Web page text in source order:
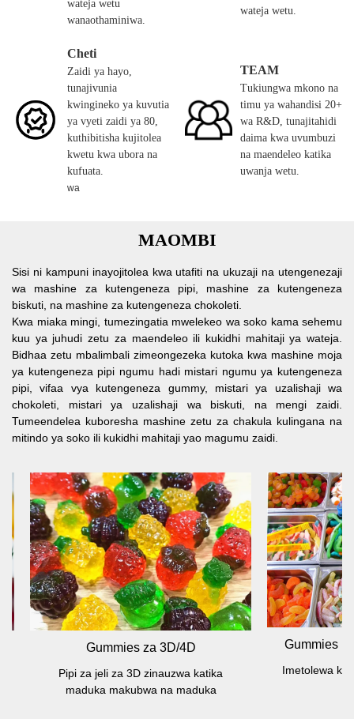
wateja wetu
wanaothaminiwa.
wateja wetu.
Cheti
Zaidi ya hayo,
tunajivunia
kwingineko ya kuvutia
ya vyeti zaidi ya 80,
kuthibitisha kujitolea
kwetu kwa ubora na
kufuata.
wa
TEAM
Tukiungwa mkono na
timu ya wahandisi 20+
wa R&D, tunajitahidi
daima kwa uvumbuzi
na maendeleo katika
uwanja wetu.
MAOMBI
Sisi ni kampuni inayojitolea kwa utafiti na ukuzaji na utengenezaji
wa mashine za kutengeneza pipi, mashine za kutengeneza
biskuti, na mashine za kutengeneza chokoleti.
Kwa miaka mingi, tumezingatia mwelekeo wa soko kama sehemu
kuu ya juhudi zetu za maendeleo ili kukidhi mahitaji ya wateja.
Bidhaa zetu mbalimbali zimeongezeka kutoka kwa mashine moja
ya kutengeneza pipi ngumu hadi mistari ngumu ya kutengeneza
pipi, vifaa vya kutengeneza gummy, mistari ya uzalishaji wa
chokoleti, mistari ya uzalishaji wa biskuti, na mengi zaidi.
Tumeendelea kuboresha mashine zetu za chakula kulingana na
mitindo ya soko ili kukidhi mahitaji yao magumu zaidi.
Gummies za 3D/4D
Pipi za jeli za 3D zinauzwa katika
maduka makubwa na maduka
Gummies mbalimbali
Imetolewa katika duka